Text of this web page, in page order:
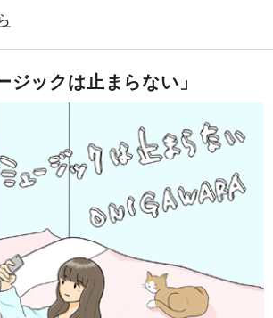
ジックは止まらない」